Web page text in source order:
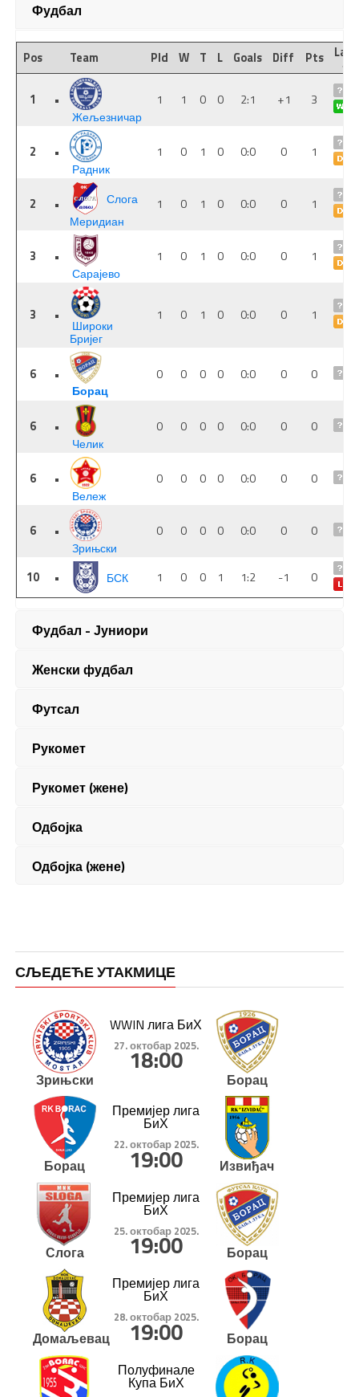
Фудбал
Фудбал - Јуниори
Женски фудбал
Футсал
Рукомет
Рукомет (жене)
Одбојка
Одбојка (жене)
СЉЕДЕЋЕ УТАКМИЦЕ
Зрињски
WWIN лига БиХ
27. октобар 2025.
18:00
Борац
Борац
Премијер лига
БиХ
22. октобар 2025.
19:00 Извиђач
Слога
Премијер лига
БиХ
25. октобар 2025.
19:00 Борац
Домаљевац
Премијер лига
БиХ
28. октобар 2025.
19:00
Борац
Полуфинале
Купа БиХ